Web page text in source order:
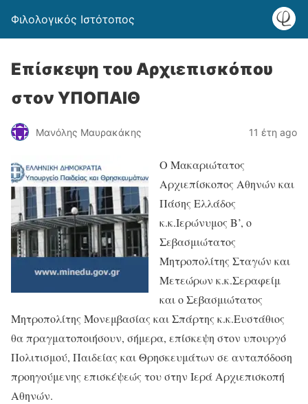
Φιλολογικός Ιστότοπος
Επίσκεψη του Αρχιεπισκόπου
στον ΥΠΟΠΑΙΘ
Μανόλης Μαυρακάκης 11 έτη ago
Ο Μακαριώτατος
Αρχιεπίσκοπος Αθηνών και
Πάσης Ελλάδος
κ.κ.Ιερώνυμος Β’, ο
Σεβασμιώτατος
Μητροπολίτης Σταγών και
Μετεώρων κ.κ.Σεραφείμ
και ο Σεβασμιώτατος
Μητροπολίτης Μονεμβασίας και Σπάρτης κ.κ.Ευστάθιος
θα πραγματοποιήσουν, σήμερα, επίσκεψη στον υπουργό
Πολιτισμού, Παιδείας και Θρησκευμάτων σε ανταπόδοση
προηγούμενης επισκέψεώς του στην Ιερά Αρχιεπισκοπή
Αθηνών.